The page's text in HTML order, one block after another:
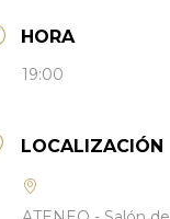
HORA
19:00
LOCALIZACIÓN